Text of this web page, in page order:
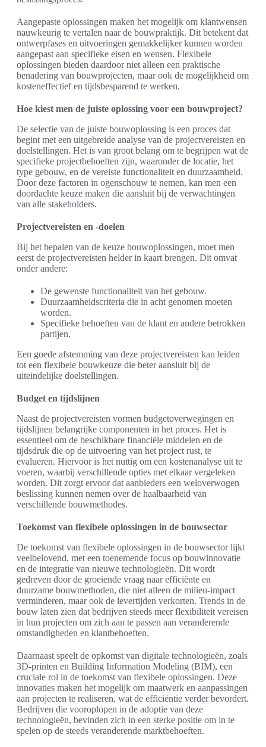
Aangepaste oplossingen maken het mogelijk om klantwensen
nauwkeurig te vertalen naar de bouwpraktijk. Dit betekent dat
ontwerpfases en uitvoeringen gemakkelijker kunnen worden
aangepast aan specifieke eisen en wensen. Flexibele
oplossingen bieden daardoor niet alleen een praktische
benadering van bouwprojecten, maar ook de mogelijkheid om
kosteneffectief en tijdsbesparend te werken.
Hoe kiest men de juiste oplossing voor een bouwproject?
De selectie van de juiste bouwoplossing is een proces dat
begint met een uitgebreide analyse van de projectvereisten en
doelstellingen. Het is van groot belang om te begrijpen wat de
specifieke projectbehoeften zijn, waaronder de locatie, het
type gebouw, en de vereiste functionaliteit en duurzaamheid.
Door deze factoren in ogenschouw te nemen, kan men een
doordachte keuze maken die aansluit bij de verwachtingen
van alle stakeholders.
Projectvereisten en -doelen
Bij het bepalen van de keuze bouwoplossingen, moet men
eerst de projectvereisten helder in kaart brengen. Dit omvat
onder andere:
De gewenste functionaliteit van het gebouw.
Duurzaamheidscriteria die in acht genomen moeten
worden.
Specifieke behoeften van de klant en andere betrokken
partijen.
Een goede afstemming van deze projectvereisten kan leiden
tot een flexibele bouwkeuze die beter aansluit bij de
uiteindelijke doelstellingen.
Budget en tijdslijnen
Naast de projectvereisten vormen budgetoverwegingen en
tijdslijnen belangrijke componenten in het proces. Het is
essentieel om de beschikbare financiële middelen en de
tijdsdruk die op de uitvoering van het project rust, te
evalueren. Hiervoor is het nuttig om een kostenanalyse uit te
voeren, waarbij verschillende opties met elkaar vergeleken
worden. Dit zorgt ervoor dat aanbieders een weloverwogen
beslissing kunnen nemen over de haalbaarheid van
verschillende bouwmethodes.
Toekomst van flexibele oplossingen in de bouwsector
De toekomst van flexibele oplossingen in de bouwsector lijkt
veelbelovend, met een toenemende focus op bouwinnovatie
en de integratie van nieuwe technologieën. Dit wordt
gedreven door de groeiende vraag naar efficiënte en
duurzame bouwmethoden, die niet alleen de milieu-impact
verminderen, maar ook de levertijden verkorten. Trends in de
bouw laten zien dat bedrijven steeds meer flexibiliteit vereisen
in hun projecten om zich aan te passen aan veranderende
omstandigheden en klantbehoeften.
Daarnaast speelt de opkomst van digitale technologieën, zoals
3D-printen en Building Information Modeling (BIM), een
cruciale rol in de toekomst van flexibele oplossingen. Deze
innovaties maken het mogelijk om maatwerk en aanpassingen
aan projecten te realiseren, wat de efficiëntie verder bevordert.
Bedrijven die vooroplopen in de adoptie van deze
technologieën, bevinden zich in een sterke positie om in te
spelen op de steeds veranderende marktbehoeften.